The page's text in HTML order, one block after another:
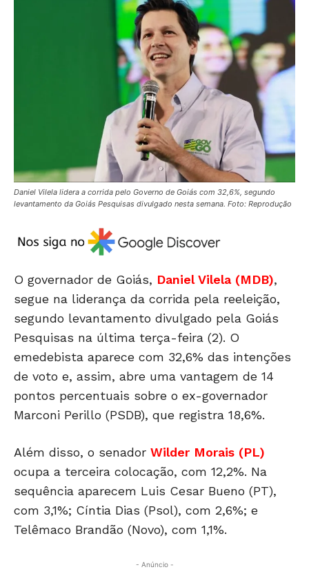
Daniel Vilela lidera a corrida pelo Governo de Goiás com 32,6%, segundo
levantamento da Goiás Pesquisas divulgado nesta semana. Foto: Reprodução
O governador de Goiás, Daniel Vilela (MDB),
segue na liderança da corrida pela reeleição,
segundo levantamento divulgado pela Goiás
Pesquisas na última terça-feira (2). O
emedebista aparece com 32,6% das intenções
de voto e, assim, abre uma vantagem de 14
pontos percentuais sobre o ex-governador
Marconi Perillo (PSDB), que registra 18,6%.
Além disso, o senador Wilder Morais (PL)
ocupa a terceira colocação, com 12,2%. Na
sequência aparecem Luis Cesar Bueno (PT),
com 3,1%; Cíntia Dias (Psol), com 2,6%; e
Telêmaco Brandão (Novo), com 1,1%.
- Anúncio -